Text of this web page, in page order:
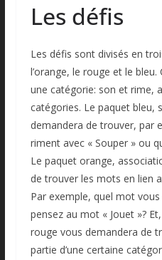
Les défis
Les défis sont divisés en
l’orange, le rouge et le
une catégorie: son et rime,
catégories. Le paquet bleu,
demandera de trouver, par
riment avec « Souper » ou
Le paquet orange,
de trouver les mots en lien
Par exemple, quel mot
pensez au mot « Jouet »?
rouge vous demandera de
partie d’une certaine